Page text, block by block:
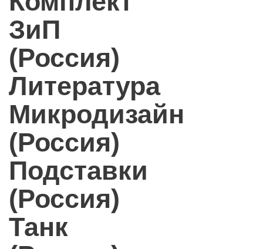
ЗиП
(Россия)
Литература
Микродизайн
(Россия)
Подставки
(Россия)
Танк